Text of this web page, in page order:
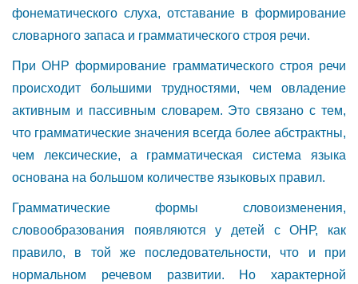
фонематического слуха, отставание в формирование
словарного запаса и грамматического строя речи.
При ОНР формирование грамматического строя речи
происходит большими трудностями, чем овладение
активным и пассивным словарем. Это связано с тем,
что грамматические значения всегда более абстрактны,
чем лексические, а грамматическая система языка
основана на большом количестве языковых правил.
Грамматические формы словоизменения,
словообразования появляются у детей с ОНР, как
правило, в той же последовательности, что и при
нормальном речевом развитии. Но характерной